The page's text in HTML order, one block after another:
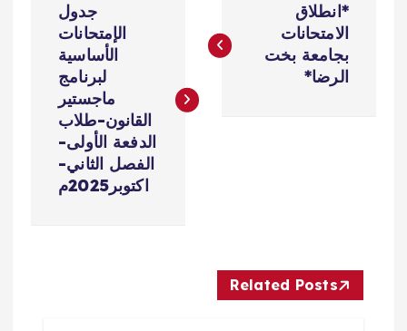
ص
م
ق
*انطلاق
الامتحانات
بجامعة بخت
الرضا*
جدول
الإمتحانات
الأساسية
لبرنامج
ماجستير
القانون-طلاب
الدفعة الأولى-
الفصل الثاني-
اكتوبر2025م
Related Posts